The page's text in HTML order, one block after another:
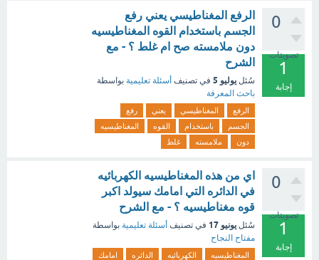
0
تصويتات
1
إجابة
الرفع المغناطيسي يعني رفع
الجسم باستخدام القوه المغناطيسيه
دون ملامسته صح ام غلط ؟ - مع
الشرح
سُئل يوليو 5 في تصنيف أسئلة تعليمية بواسطة
باحث المعرفة
الرفع المغناطيسي يعني
رفع
الجسم
باستخدام القوه
المغناطيسيه
دون
ملامسته غلط
0
تصويتات
1
إجابة
اي من هذه المغناطيسيه الكهربائيه
في الدائره التي امامك سيولد اكبر
قوه مغناطيسيه ؟ - مع الشرح
سُئل يونيو 17 في تصنيف أسئلة تعليمية بواسطة
مفتاح النجاح
المغناطيسيه الكهربائيه الدائره
امامك